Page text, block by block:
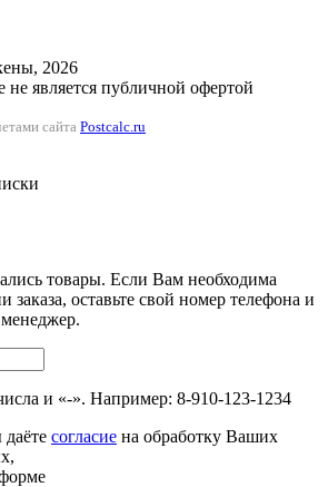
2026
является публичной офертой
сайта Postcalc.ru
товары. Если Вам необходима
оставьте свой номер телефона и
и «-». Например: 8-910-123-1234
согласие на обработку Ваших